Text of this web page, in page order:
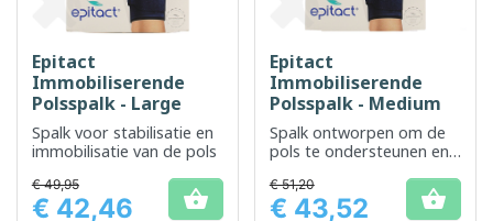
Epitact
Immobiliserende
Polsspalk - Large
Spalk voor stabilisatie en
immobilisatie van de pols
Prijs
€ 49,95
€ 42,46 
Epitact
Immobiliserende
Polsspalk - Medium
Spalk ontworpen om de
pols te ondersteunen en
herstel te bevorderen
Prijs
€ 51,20
€ 43,52 